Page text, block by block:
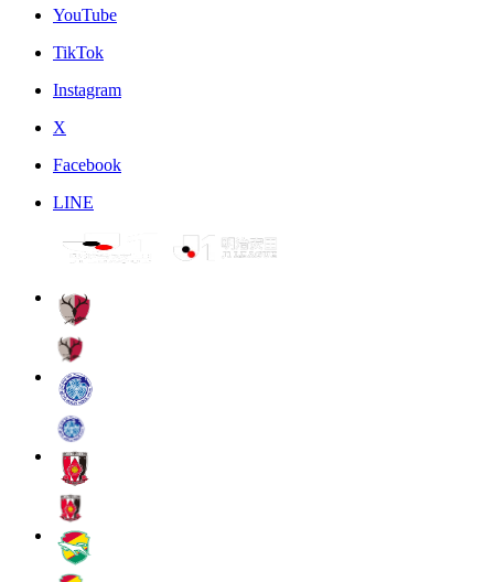
YouTube
TikTok
Instagram
X
Facebook
LINE